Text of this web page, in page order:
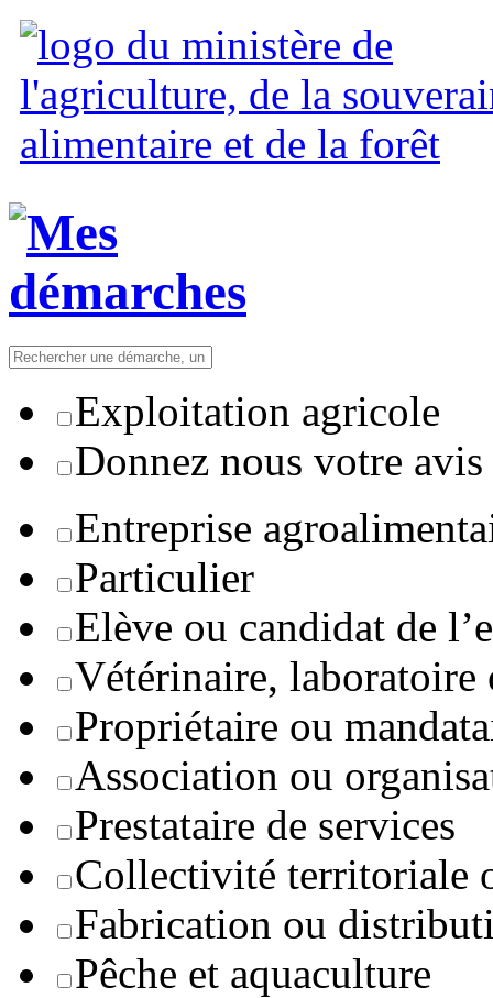
Exploitation agricole
Donnez nous votre avis
Entreprise
Particulier
Elève ou candidat de
Vétérinaire, laboratoire
Propriétaire ou
Association ou
Prestataire de services
Collectivité territoriale
Fabrication ou
Pêche et aquaculture